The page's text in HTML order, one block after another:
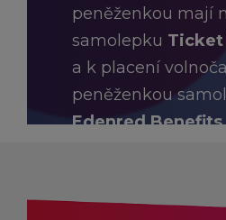
peněženkou mají
samolepku Ticket
a k placení
peněženkou
Edenred
HLEDAT